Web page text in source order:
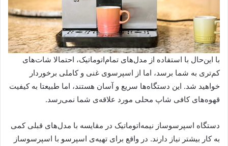
با این‌حال با استفاده از مدل‌های تمام‌اتوماتیک، احتمالا شات‌های
کم‌تری به شما برسد، اما از اسپرسوی غنی و کاملی برخوردار
خواهید شد. این دستگاه‌ها سریع و آسان هستند، اما طبیعتا به کیفیت
قهوه‌های کافی شاپ محلی مورد علاقه‌ی شما نمی‌رسد.
دستگاه اسپرسوساز نیمه‌اتوماتیک در مقایسه با مدل‌های قبلی کمی
به کار بیشتر نیاز دارند. در واقع برای تهیه‌ی اسپرسو با اسپرسوساز